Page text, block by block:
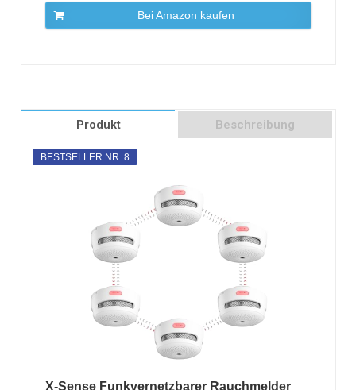
Bei Amazon kaufen
Produkt Beschreibung
BESTSELLER NR. 8
X-Sense Funkvernetzbarer Rauchmelder